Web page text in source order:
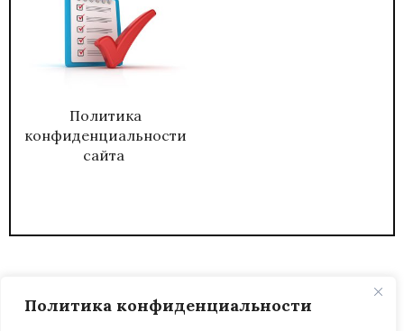
Политика конфиденциальности
Политика
конфиденциальности
сайта